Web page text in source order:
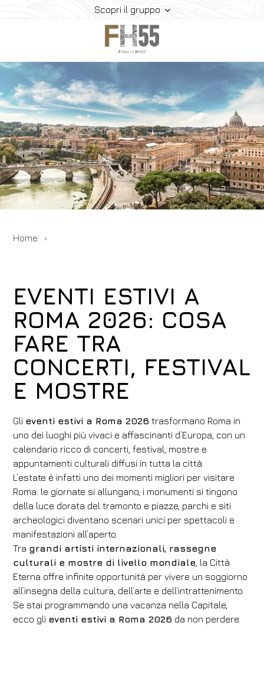
Scopri il gruppo
Home
Collection
Mice
FH55 Viprogram
FH55 Experience
Contatti
Offerte
Home
EVENTI ESTIVI A
ROMA 2026: COSA
FARE TRA
CONCERTI, FESTIVAL
E MOSTRE
Gli eventi estivi a Roma 2026 trasformano Roma in
uno dei luoghi più vivaci e affascinanti d’Europa, con un
calendario ricco di concerti, festival, mostre e
appuntamenti culturali diffusi in tutta la città.
L’estate è infatti uno dei momenti migliori per visitare
Roma: le giornate si allungano, i monumenti si tingono
della luce dorata del tramonto e piazze, parchi e siti
archeologici diventano scenari unici per spettacoli e
manifestazioni all’aperto.
Tra grandi artisti internazionali, rassegne
culturali e mostre di livello mondiale , la Città
Eterna offre infinite opportunità per vivere un soggiorno
all’insegna della cultura, dell’arte e dell’intrattenimento.
Se stai programmando una vacanza nella Capitale,
ecco gli eventi estivi a Roma 2026 da non perdere.